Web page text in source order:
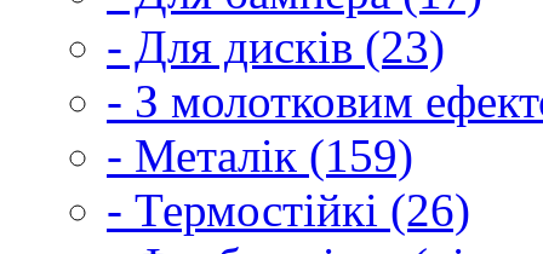
- Для дисків (23)
- З молотковим
- Металік (159)
- Термостійкі (26)